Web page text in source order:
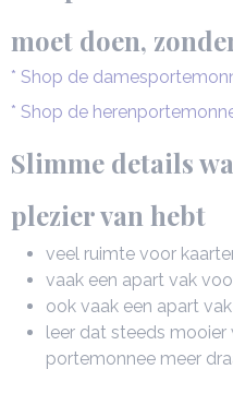
moet doen,
* Shop de
* Shop de
Slimme details
plezier van hebt
veel ruimte voor
vaak een apart vak
ook vaak een apart
leer dat steeds
portemonnee meer